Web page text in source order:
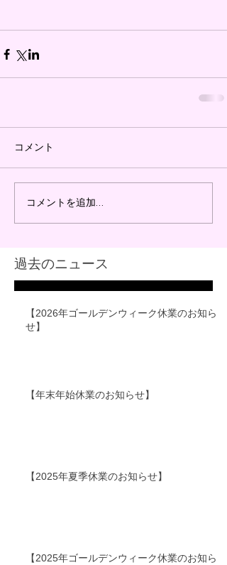
コメント
コメントを追加…
過去のニュース
【2026年ゴールデンウィーク休業のお知ら
せ】
【年末年始休業のお知らせ】
【2025年夏季休業のお知らせ】
【2025年ゴールデンウィーク休業のお知ら